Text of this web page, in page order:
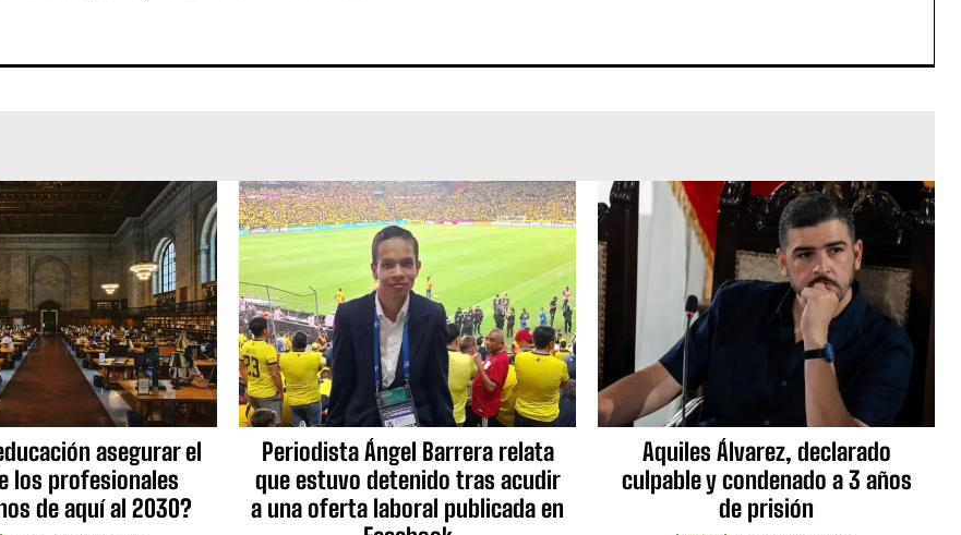
asegurar el
los profesionales
de aquí al 2030?
Periodista Ángel Barrera relata
que estuvo detenido tras acudir
a una oferta laboral publicada en
Aquiles Álvarez, declarado
culpable y condenado a 3 años
de prisión